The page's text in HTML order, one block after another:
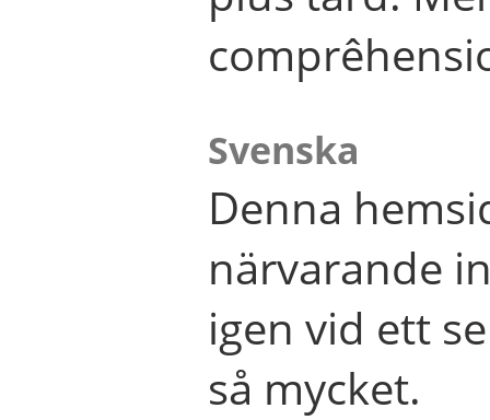
Svenska
Denna
närvarande
igen vid ett
så mycket.